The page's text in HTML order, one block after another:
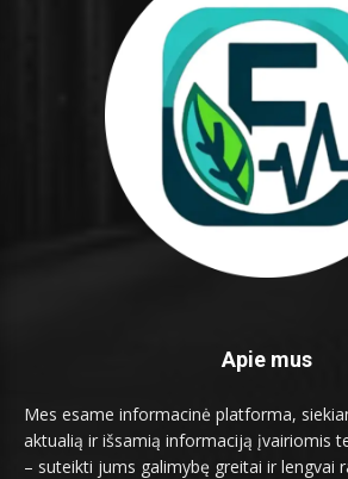
Apie mus
Mes esame informacinė platforma,
aktualią ir išsamią informaciją įvairiomis
– suteikti jums galimybę greitai ir lengvai